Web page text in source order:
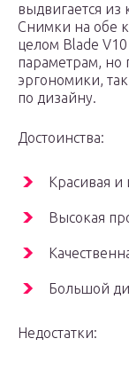
выдвигается из
Снимки на обе
целом Вlade
параметрам, но
эргономики,
по дизайну.
Достоинства:
Красивая и
Высокая
Большой
Недостатки: